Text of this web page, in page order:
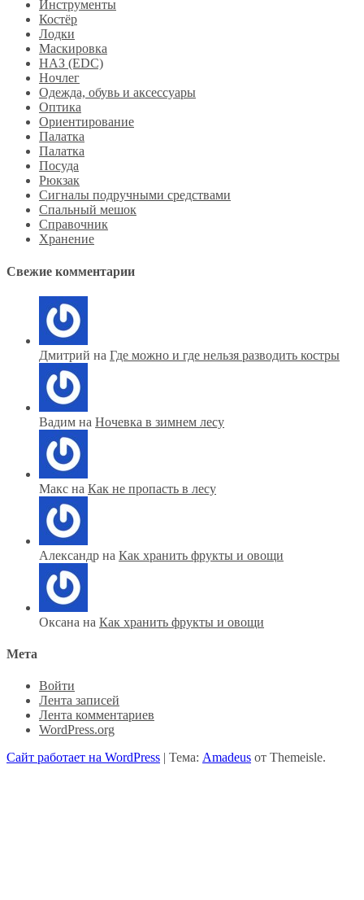
Инструменты
Костёр
Лодки
Маскировка
НАЗ (EDC)
Ночлег
Одежда, обувь и аксессуары
Оптика
Ориентирование
Палатка
Палатка
Посуда
Рюкзак
Сигналы подручными средствами
Спальный мешок
Справочник
Хранение
Свежие комментарии
Дмитрий на Где можно и где нельзя разводить костры
Вадим на Ночевка в зимнем лесу
Макс на Как не пропасть в лесу
Александр на Как хранить фрукты и овощи
Оксана на Как хранить фрукты и овощи
Мета
Войти
Лента записей
Лента комментариев
WordPress.org
Сайт работает на WordPress | Тема: Amadeus от Themeisle.